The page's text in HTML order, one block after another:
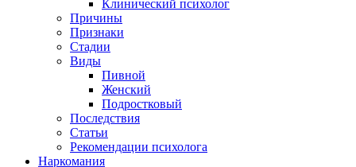
Клинический психолог
Причины
Признаки
Стадии
Виды
Пивной
Женский
Подростковый
Последствия
Статьи
Рекомендации психолога
Наркомания